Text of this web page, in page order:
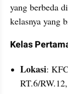
yang berbeda
kelasnya yang
Kelas
Lokasi:
RT.6/